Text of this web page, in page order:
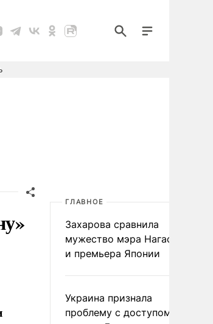
ГЛАВНОЕ
Захарова сравнила
мужество мэра Нагасаки
и премьера Японии
Украина признала
проблему с доступом к